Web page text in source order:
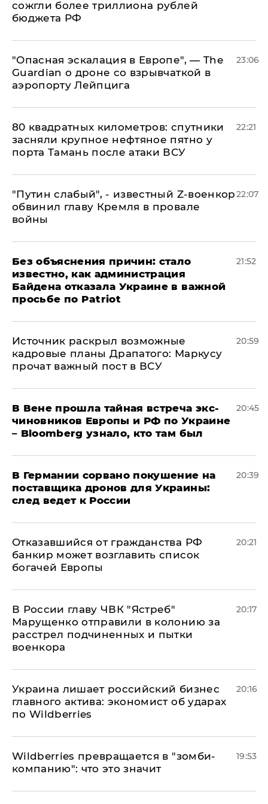
сожгли более триллиона рублей
бюджета РФ
"Опасная эскалация в Европе", — The
Guardian о дроне со взрывчаткой в
аэропорту Лейпцига
23:06
80 квадратных километров: спутники
засняли крупное нефтяное пятно у
порта Тамань после атаки ВСУ
22:21
​"Путин слабый", - известный Z-военкор
обвинил главу Кремля в провале
войны
22:07
Без объяснения причин: стало
известно, как администрация
Байдена отказала Украине в важной
просьбе по Patriot
21:52
​Источник раскрыл возможные
кадровые планы Драпатого: Маркусу
прочат важный пост в ВСУ
20:59
В Вене прошла тайная встреча экс-
чиновников Европы и РФ по Украине
– Bloomberg узнало, кто там был
20:45
​В Германии сорвано покушение на
поставщика дронов для Украины:
след ведет к России
20:39
Отказавшийся от гражданства РФ
банкир может возглавить список
богачей Европы
20:21
В России главу ЧВК "Ястреб"
Марущенко отправили в колонию за
расстрел подчиненных и пытки
военкора
20:17
​Украина лишает российский бизнес
главного актива: экономист об ударах
по Wildberries
20:16
Wildberries превращается в "зомби-
компанию": что это значит
19:53